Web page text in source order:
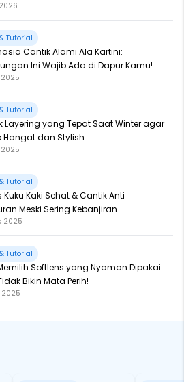
Tutorial
Cantik Alami Ala Kartini:
Ini Wajib Ada di Dapur Kamu!
2025
Tutorial
Layering yang Tepat Saat Winter agar
Hangat dan Stylish
2025
Tutorial
Kuku Kaki Sehat & Cantik Anti
Meski Sering Kebanjiran
2025
Tutorial
Softlens yang Nyaman Dipakai
Bikin Mata Perih!
2025